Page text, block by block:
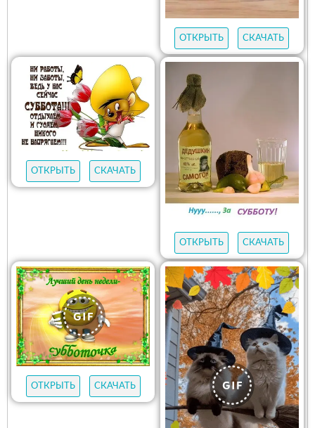
ОТКРЫТЬ СКАЧАТЬ
ОТКРЫТЬ СКАЧАТЬ
ОТКРЫТЬ СКАЧАТЬ
ОТКРЫТЬ СКАЧАТЬ